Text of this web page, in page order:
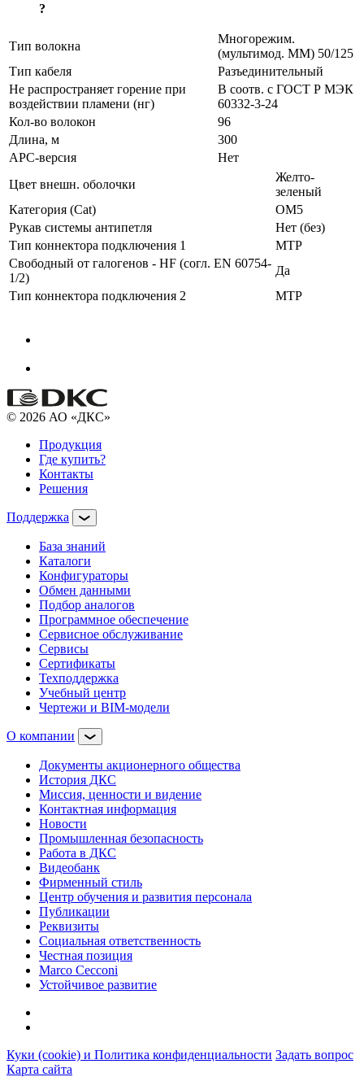
?
Тип волокна
Многорежим.
(мультимод. MM) 50/125
Тип кабеля
Разъединительный
Не распространяет горение при
воздействии пламени (нг)
В соотв. с ГОСТ Р МЭК
60332-3-24
Кол-во волокон
96
Длина, м
300
APC-версия
Нет
Цвет внешн. оболочки
Желто-
зеленый
Категория (Cat)
ОМ5
Рукав системы антипетля
Нет (без)
Тип коннектора подключения 1
MTP
Свободный от галогенов - HF (согл. EN 60754-
1/2)
Да
Тип коннектора подключения 2
MTP
© 2026 АО «ДКС»
Продукция
Где купить?
Контакты
Решения
Поддержка
База знаний
Каталоги
Конфигураторы
Обмен данными
Подбор аналогов
Программное обеспечение
Сервисное обслуживание
Сервисы
Сертификаты
Техподдержка
Учебный центр
Чертежи и BIM-модели
О компании
Документы акционерного общества
История ДКС
Миссия, ценности и видение
Контактная информация
Новости
Промышленная безопасность
Работа в ДКС
Видеобанк
Фирменный стиль
Центр обучения и развития персонала
Публикации
Реквизиты
Социальная ответственность
Честная позиция
Marco Cecconi
Устойчивое развитие
Куки (cookie) и Политика конфиденциальности Задать вопрос
Карта сайта